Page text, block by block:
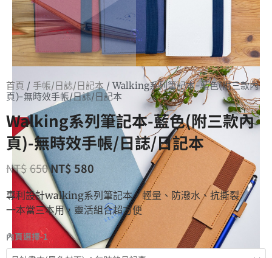
首頁 / 手帳/日誌/日記本 / Walking系列筆記本-藍色(附三款內
頁)-無時效手帳/日誌/日記本
Walking系列筆記本-藍色(附三款內
頁)-無時效手帳/日誌/日記本
NT$650NT$580
專利設計walking系列筆記本，輕量、防潑水、抗撕裂
一本當三本用，靈活組合超方便
內頁選擇-1